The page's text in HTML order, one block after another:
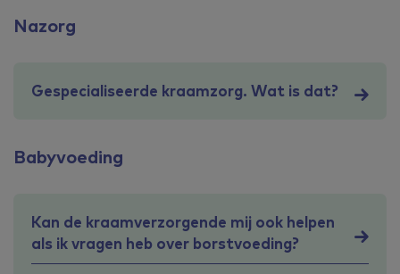
Nazorg
Gespecialiseerde kraamzorg. Wat is dat?
Babyvoeding
Kan de kraamverzorgende mij ook helpen
als ik vragen heb over borstvoeding?